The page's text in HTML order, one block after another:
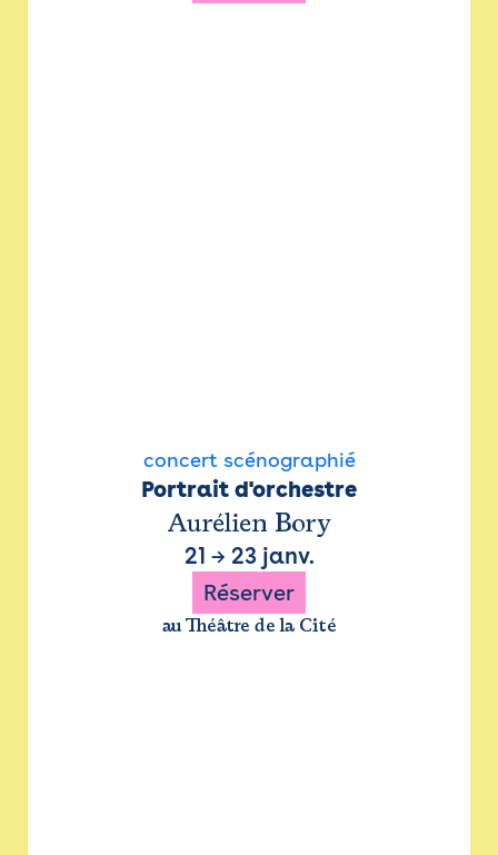
concert scénographié
Portrait d'orchestre
Aurélien Bory
21 → 23 janv.
Réserver
au Théâtre de la Cité